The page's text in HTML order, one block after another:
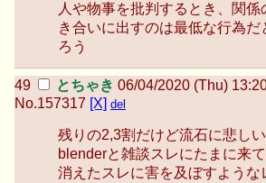
人や物事を批判するとき、関係
き合いに出すのは最低な行為
ろう
とちゃき 06/04/2020 (Thu)
No.157317 [X] del
残りの2,3割だけど流石に悲し
blenderと雑談スレにたまに来
消えたスレに害を及ぼすような